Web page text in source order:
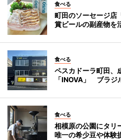
食べる
町田のソーセージ
賞ビールの副産物を
食べる
ペスカドーラ町田、
「INOVA」 ブラジ
食べる
相模原の公園にタ
唯一の希少豆や体験